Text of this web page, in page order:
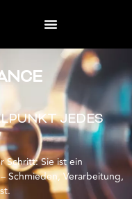
JEDES
Schritt: Sie ist ein
Schmieden, Verarbeitung,